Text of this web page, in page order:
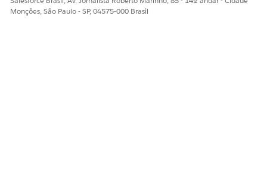
Monções, São Paulo - SP, 04575-000 Brasil